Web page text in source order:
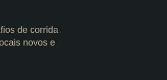
de corrida
novos e